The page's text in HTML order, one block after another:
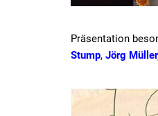
Präsentation
Stump, Jörg